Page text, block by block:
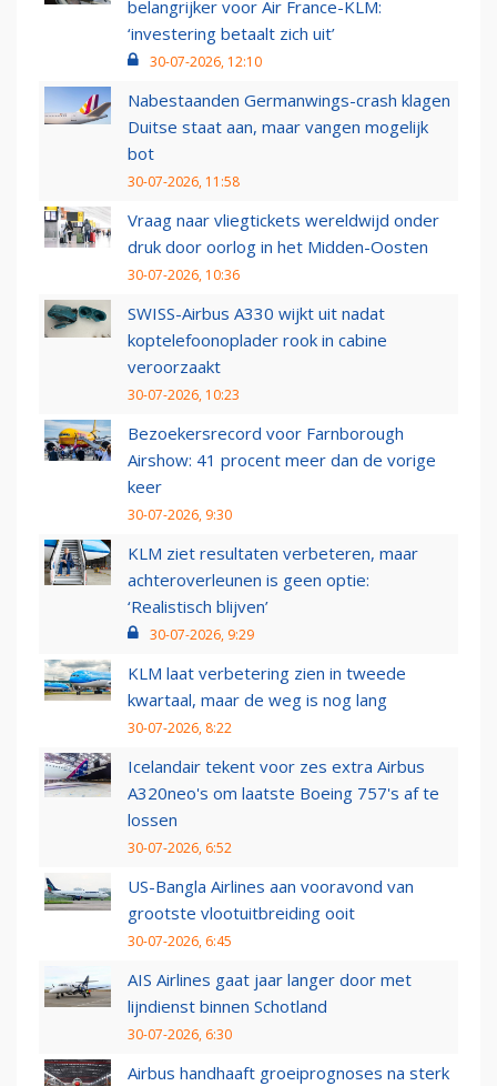
belangrijker voor Air France-KLM:
‘investering betaalt zich uit’
30-07-2026, 12:10
Nabestaanden Germanwings-crash klagen
Duitse staat aan, maar vangen mogelijk
bot
30-07-2026, 11:58
Vraag naar vliegtickets wereldwijd onder
druk door oorlog in het Midden-Oosten
30-07-2026, 10:36
SWISS-Airbus A330 wijkt uit nadat
koptelefoonoplader rook in cabine
veroorzaakt
30-07-2026, 10:23
Bezoekersrecord voor Farnborough
Airshow: 41 procent meer dan de vorige
keer
30-07-2026, 9:30
KLM ziet resultaten verbeteren, maar
achteroverleunen is geen optie:
‘Realistisch blijven’
30-07-2026, 9:29
KLM laat verbetering zien in tweede
kwartaal, maar de weg is nog lang
30-07-2026, 8:22
Icelandair tekent voor zes extra Airbus
A320neo's om laatste Boeing 757's af te
lossen
30-07-2026, 6:52
US-Bangla Airlines aan vooravond van
grootste vlootuitbreiding ooit
30-07-2026, 6:45
AIS Airlines gaat jaar langer door met
lijndienst binnen Schotland
30-07-2026, 6:30
Airbus handhaaft groeiprognoses na sterk